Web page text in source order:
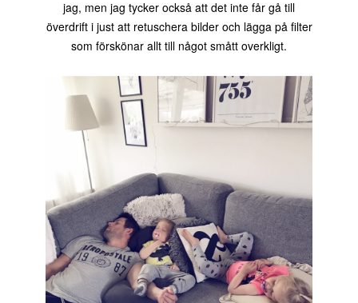
jag, men jag tycker också att det inte får gå till
överdrift i just att retuschera bilder och lägga på filter
som förskönar allt till något smått overkligt.